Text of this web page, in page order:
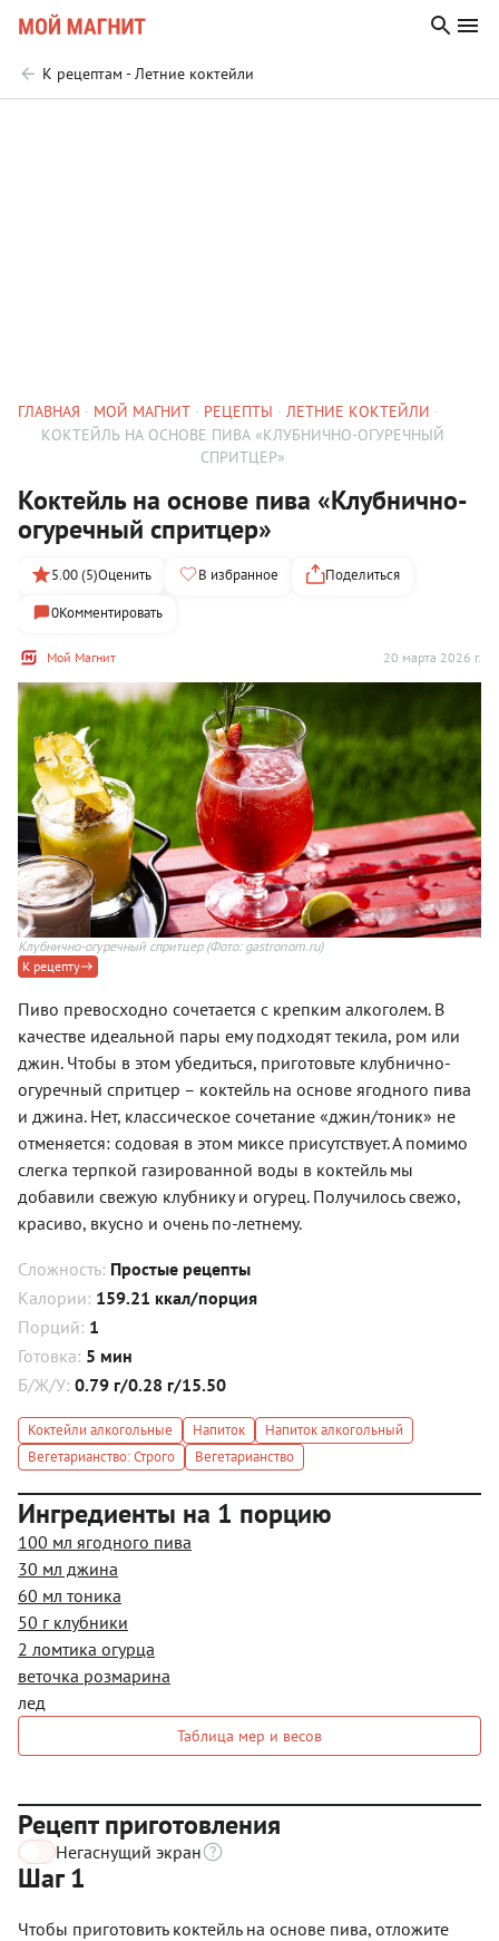
К рецептам - Летние коктейли
ГЛАВНАЯ МОЙ МАГНИТ РЕЦЕПТЫ
ЛЕТНИЕ КОКТЕЙЛИ
КОКТЕЙЛЬ НА ОСНОВЕ ПИВА «КЛУБНИЧНО-ОГУРЕЧНЫЙ
СПРИТЦЕР»
Коктейль на основе пива «Клубнично-
огуречный спритцер»
Мой Магнит 20 марта 2026 г.
5.00 (5)Оценить В избранное
Поделиться
0Комментировать
Клубнично-огуречный спритцер(Фото: gastronom.ru)
К рецепту
Пиво превосходно сочетается с крепким алкоголем. В
качестве идеальной пары ему подходят текила, ром или
джин. Чтобы в этом убедиться, приготовьте клубнично-
огуречный спритцер – коктейль на основе ягодного пива
и джина. Нет, классическое сочетание «джин/тоник» не
отменяется: содовая в этом миксе присутствует. А помимо
слегка терпкой газированной воды в коктейль мы
добавили свежую клубнику и огурец. Получилось свежо,
красиво, вкусно и очень по-летнему.
Сложность: Простые рецепты
Калории: 159.21 ккал/порция
Порций: 1
Готовка: 5 мин
Б/Ж/У: 0.79 г/0.28 г/15.50
Коктейли алкогольные Напиток
Напиток алкогольный
Вегетарианство: Строго
Вегетарианство
Ингредиенты на 1 порцию
100 мл ягодного пива
30 мл джина
60 мл тоника
50 г клубники
2 ломтика огурца
веточка розмарина
лед
Таблица мер и весов
Рецепт приготовления
Негаснущий экран
Шаг 1
Чтобы приготовить коктейль на основе пива, отложите